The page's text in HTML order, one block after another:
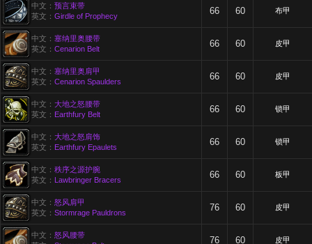
中文： 预言束带
英文： Girdle of Prophecy 66 60 布甲
中文： 塞纳里奥腰带
英文： Cenarion Belt 66 60 皮甲
中文： 塞纳里奥肩甲
英文： Cenarion Spaulders 66 60 皮甲
中文： 大地之怒腰带
英文： Earthfury Belt 66 60 锁甲
中文： 大地之怒肩饰
英文： Earthfury Epaulets 66 60 锁甲
中文： 秩序之源护腕
英文： Lawbringer Bracers 66 60 板甲
中文： 怒风肩甲
英文： Stormrage Pauldrons 76 60 皮甲
中文： 怒风腰带
76 60 皮甲